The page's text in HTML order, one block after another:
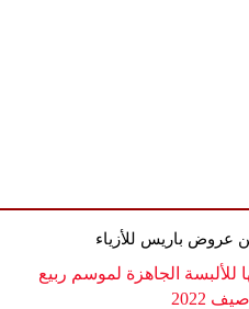
عروض باريس للأزياء
الجاهزة لموسم ربيع
2022